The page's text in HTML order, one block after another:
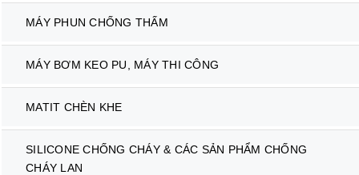
MÁY PHUN CHỐNG THẤM
MÁY BƠM KEO PU, MÁY THI CÔNG
MATIT CHÈN KHE
SILICONE CHỐNG CHÁY & CÁC SẢN PHẨM CHỐNG
CHÁY LAN